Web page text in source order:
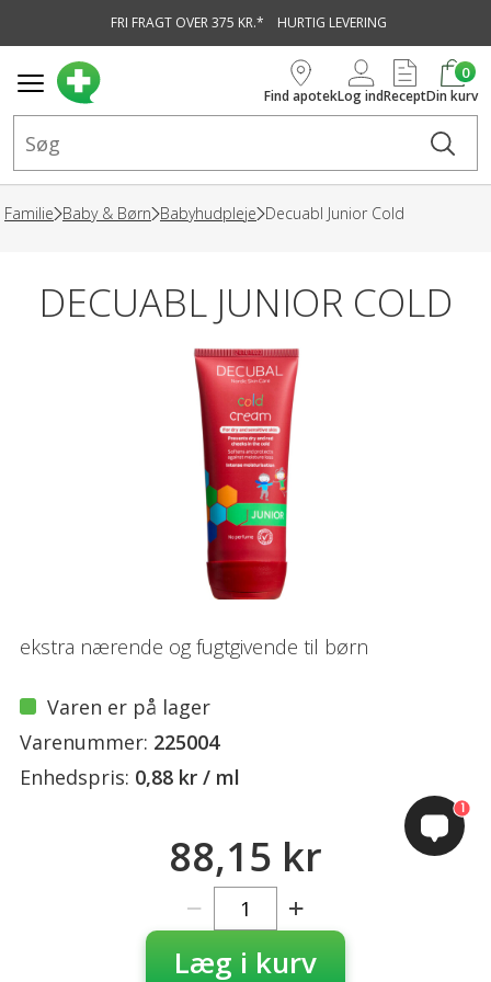
FRI FRAGT OVER 375 KR.* HURTIG LEVERING
Find apotekLog indRecept
0
Din kurv
Familie Baby & Børn Babyhudpleje Decuabl Junior Cold
DECUABL JUNIOR COLD
ekstra nærende og fugtgivende til børn
Varen er på lager
Varenummer: 225004
Enhedspris: 0,88 kr / ml
88,15 kr
Læg i kurv
1